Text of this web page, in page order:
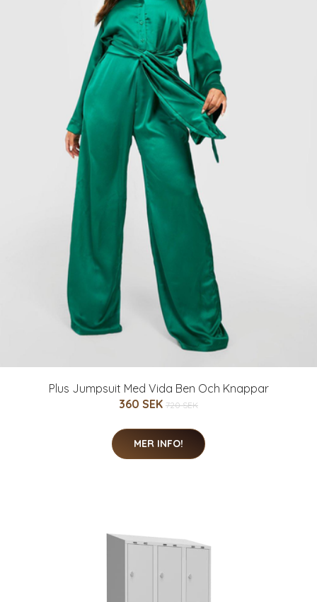
Plus Jumpsuit Med Vida Ben Och Knappar
360 SEK 720 SEK
MER INFO!